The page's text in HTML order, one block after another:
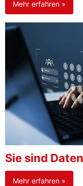
Mehr erfahren »
Sie sind
Mehr erfahren »